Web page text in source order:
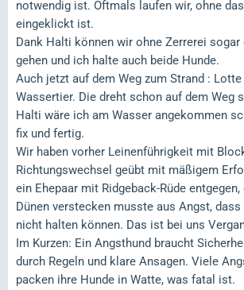
notwendig ist. Oftmals laufen wir, ohne
eingeklickt ist.
Dank Halti können wir ohne Zerrerei sogar
gehen und ich halte auch beide Hunde.
Auch jetzt auf dem Weg zum Strand :
Wassertier. Die dreht schon auf dem Weg
Halti wäre ich am Wasser angekommen
fix und fertig.
Wir haben vorher Leinenführigkeit mit
Richtungswechsel geübt mit mäßigem
ein Ehepaar mit Ridgeback-Rüde
Dünen verstecken musste aus Angst, dass
nicht halten können. Das ist bei uns
Im Kurzen: Ein Angsthund braucht
durch Regeln und klare Ansagen. Viele
packen ihre Hunde in Watte, was fatal ist.